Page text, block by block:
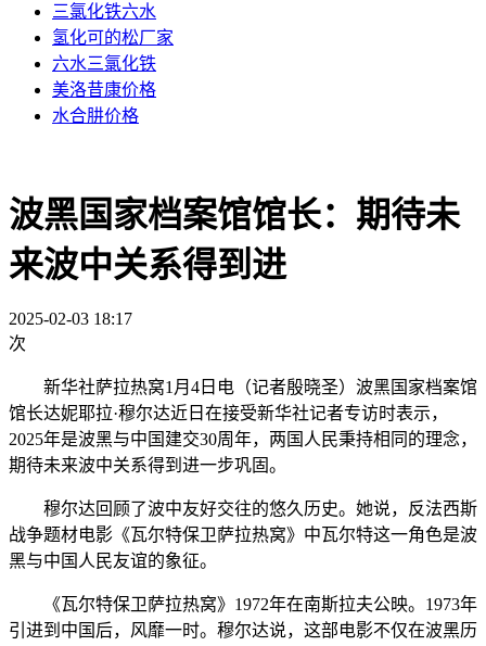
三氯化铁六水
氢化可的松厂家
六水三氯化铁
美洛昔康价格
水合肼价格
波黑国家档案馆馆长：期待未
来波中关系得到进
2025-02-03 18:17
次
新华社萨拉热窝1月4日电（记者殷晓圣）波黑国家档案馆
馆长达妮耶拉·穆尔达近日在接受新华社记者专访时表示，
2025年是波黑与中国建交30周年，两国人民秉持相同的理念，
期待未来波中关系得到进一步巩固。
穆尔达回顾了波中友好交往的悠久历史。她说，反法西斯
战争题材电影《瓦尔特保卫萨拉热窝》中瓦尔特这一角色是波
黑与中国人民友谊的象征。
《瓦尔特保卫萨拉热窝》1972年在南斯拉夫公映。1973年
引进到中国后，风靡一时。穆尔达说，这部电影不仅在波黑历